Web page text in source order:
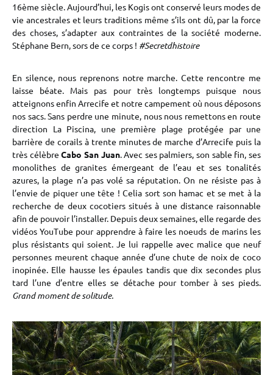
16ème siècle. Aujourd’hui, les Kogis ont conservé leurs modes de
vie ancestrales et leurs traditions même s’ils ont dû, par la force
des choses, s’adapter aux contraintes de la société moderne.
Stéphane Bern, sors de ce corps ! #Secretdhistoire
En silence, nous reprenons notre marche. Cette rencontre me
laisse béate. Mais pas pour très longtemps puisque nous
atteignons enfin Arrecife et notre campement où nous déposons
nos sacs. Sans perdre une minute, nous nous remettons en route
direction La Piscina, une première plage protégée par une
barrière de corails à trente minutes de marche d’Arrecife puis la
très célèbreCabo San Juan. Avec ses palmiers, son sable fin, ses
monolithes de granites émergeant de l’eau et ses tonalités
azures, la plage n’a pas volé sa réputation. On ne résiste pas à
l’envie de piquer une tête ! Celia sort son hamac et se met à la
recherche de deux cocotiers situés à une distance raisonnable
afin de pouvoir l’installer. Depuis deux semaines, elle regarde des
vidéos YouTube pour apprendre à faire les noeuds de marins les
plus résistants qui soient. Je lui rappelle avec malice que neuf
personnes meurent chaque année d’une chute de noix de coco
inopinée. Elle hausse les épaules tandis que dix secondes plus
tard l’une d’entre elles se détache pour tomber à ses pieds.
Grand moment de solitude.